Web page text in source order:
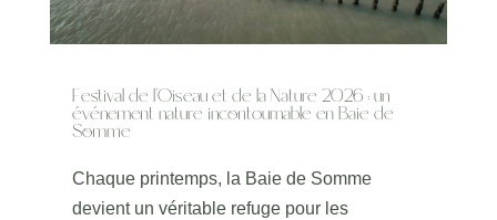
Festival de l’Oiseau et de la Nature 2026 : un
événement nature incontournable en Baie de
Somme
Chaque printemps, la Baie de Somme
devient un véritable refuge pour les